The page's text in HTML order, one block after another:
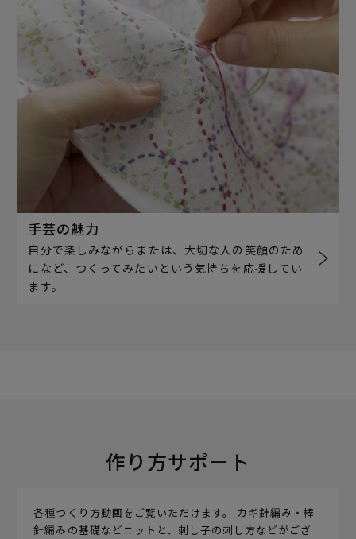
手芸の魅力
自分で楽しみながらまたは、大切な人の笑顔のため
になど、つくってみたいという気持ちを応援してい
ます。
作り方サポート
各種つくり方動画をご覧いただけます。 カギ針編み・棒
針編みの基礎などニットと、刺し子の刺し方などがござ